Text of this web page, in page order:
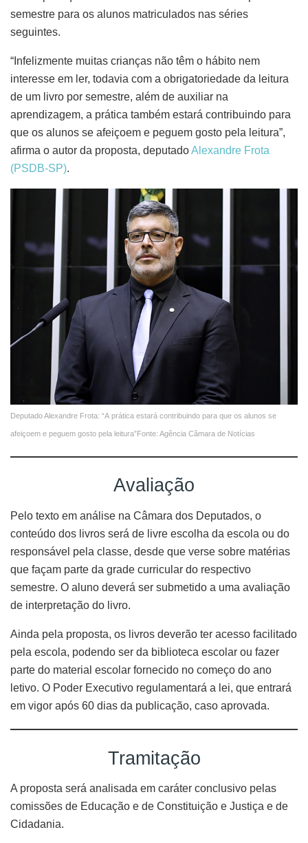
semestre para os alunos matriculados nas séries
seguintes.
“Infelizmente muitas crianças não têm o hábito nem
interesse em ler, todavia com a obrigatoriedade da leitura
de um livro por semestre, além de auxiliar na
aprendizagem, a prática também estará contribuindo para
que os alunos se afeiçoem e peguem gosto pela leitura”,
afirma o autor da proposta, deputadoAlexandre Frota
(PSDB-SP).
Deputado Alexandre Frota: “A prática estará contribuindo para que os alunos se
afeiçoem e peguem gosto pela leitura”Fonte: Agência Câmara de Notícias
Avaliação
Pelo texto em análise na Câmara dos Deputados, o
conteúdo dos livros será de livre escolha da escola ou do
responsável pela classe, desde que verse sobre matérias
que façam parte da grade curricular do respectivo
semestre. O aluno deverá ser submetido a uma avaliação
de interpretação do livro.
Ainda pela proposta, os livros deverão ter acesso facilitado
pela escola, podendo ser da biblioteca escolar ou fazer
parte do material escolar fornecido no começo do ano
letivo. O Poder Executivo regulamentará a lei, que entrará
em vigor após 60 dias da publicação, caso aprovada.
Tramitação
A proposta será analisada em caráter conclusivo pelas
comissões de Educação e de Constituição e Justiça e de
Cidadania.​